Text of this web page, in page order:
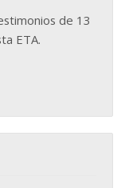
de 13
ETA.